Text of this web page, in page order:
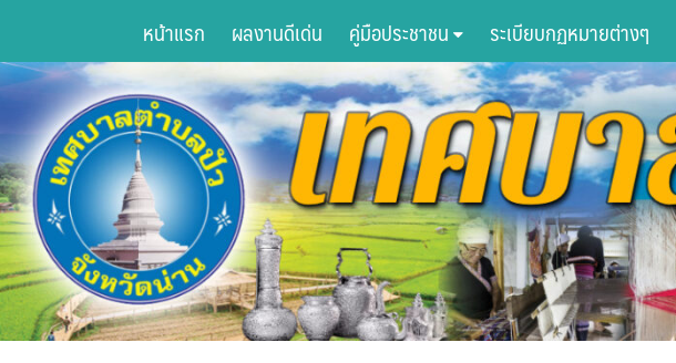
content
หน้าแรก ผลงานดีเด่น คู่มือประชาชน ระเบียบกฏหมายต่างๆ